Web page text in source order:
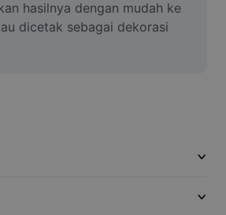
hasilnya dengan mudah ke
dicetak sebagai dekorasi